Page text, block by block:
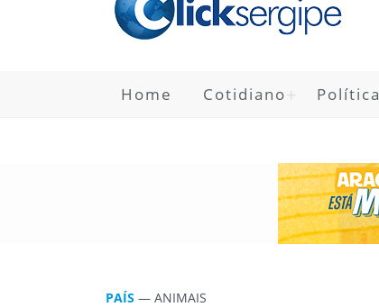
Home Cotidiano Política
PAÍS — ANIMAIS